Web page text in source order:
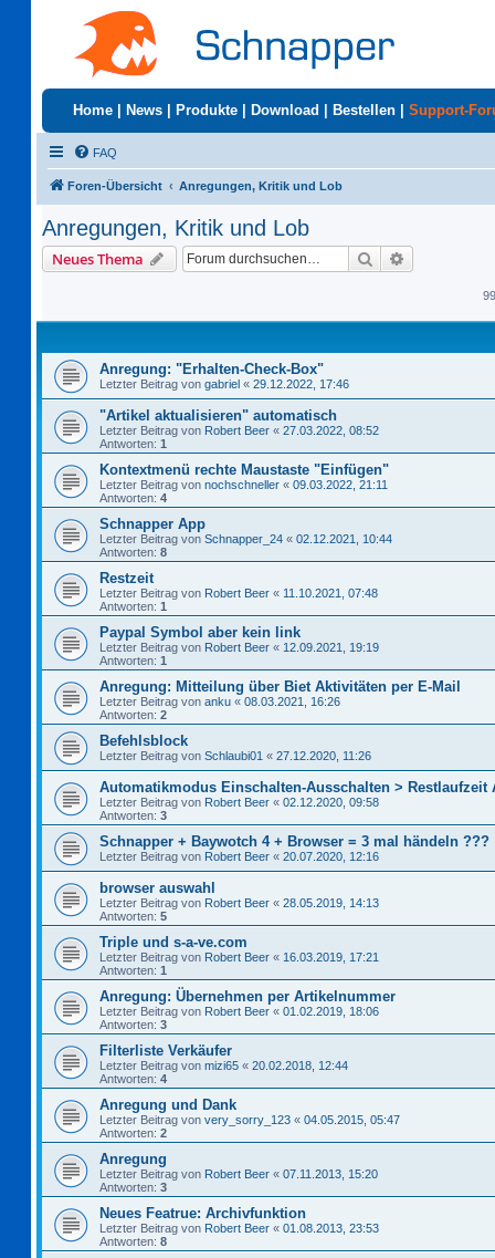
Home News Produkte Download Bestellen Support-
FAQ
Foren-Übersicht Anregungen, Kritik und Lob
Anregungen, Kritik und Lob
Neues Thema Suche
Anregung: "Erhalten-Check-Box"
Letzter Beitrag von gabriel « 29.12.2022, 17:46
"Artikel aktualisieren" automatisch
Letzter Beitrag von Robert Beer « 27.03.2022, 08:52
Antworten: 1
Kontextmenü rechte Maustaste "Einfügen"
Letzter Beitrag von nochschneller « 09.03.2022, 21:11
Antworten: 4
Schnapper App
Letzter Beitrag von Schnapper_24 « 02.12.2021, 10:44
Antworten: 8
Restzeit
Letzter Beitrag von Robert Beer « 11.10.2021, 07:48
Antworten: 1
Paypal Symbol aber kein link
Letzter Beitrag von Robert Beer « 12.09.2021, 19:19
Antworten: 1
Anregung: Mitteilung über Biet Aktivitäten per E-Mail
Letzter Beitrag von anku « 08.03.2021, 16:26
Antworten: 2
Befehlsblock
Letzter Beitrag von Schlaubi01 « 27.12.2020, 11:26
Automatikmodus Einschalten-Ausschalten > Restlaufzeit
Letzter Beitrag von Robert Beer « 02.12.2020, 09:58
Antworten: 3
Schnapper + Baywotch 4 + Browser = 3 mal händeln ???
Letzter Beitrag von Robert Beer « 20.07.2020, 12:16
browser auswahl
Letzter Beitrag von Robert Beer « 28.05.2019, 14:13
Antworten: 5
Triple und s-a-ve.com
Letzter Beitrag von Robert Beer « 16.03.2019, 17:21
Antworten: 1
Anregung: Übernehmen per Artikelnummer
Letzter Beitrag von Robert Beer « 01.02.2019, 18:06
Antworten: 3
Filterliste Verkäufer
Letzter Beitrag von mizi65 « 20.02.2018, 12:44
Antworten: 4
Anregung und Dank
Letzter Beitrag von very_sorry_123 « 04.05.2015, 05:47
Antworten: 2
Anregung
Letzter Beitrag von Robert Beer « 07.11.2013, 15:20
Antworten: 3
Neues Featrue: Archivfunktion
Letzter Beitrag von Robert Beer « 01.08.2013, 23:53
Antworten: 8